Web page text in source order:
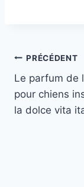
de
l’article
PRÉCÉDENT
Le parfum de
pour chiens
la dolce vita